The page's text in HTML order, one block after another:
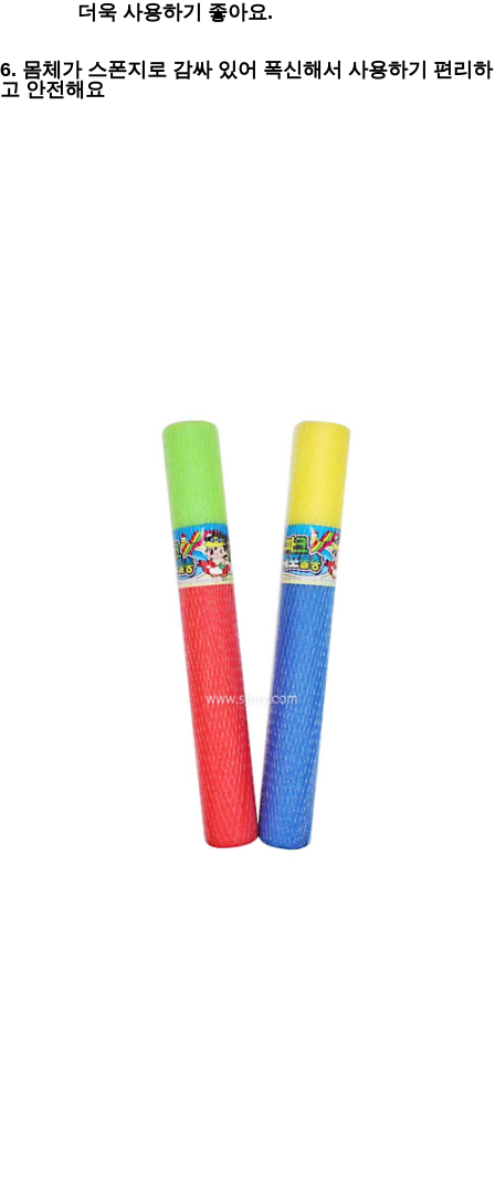
더욱 사용하기 좋아요.
6. 몸체가 스폰지로 감싸 있어 폭신해서 사용하기 편리하
고 안전해요